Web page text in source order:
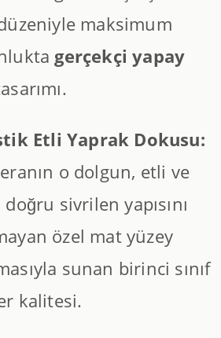
maksimum
gerçekçi yapay
Etli Yaprak Dokusu:
o dolgun, etli ve
sivrilen yapısını
özel mat yüzey
sunan birinci sınıf
kalitesi.